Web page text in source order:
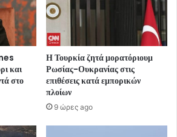
και
στο
Η Τουρκία ζητά μορατόριουμ
Ρωσίας-Ουκρανίας στις
επιθέσεις κατά εμπορικών
πλοίων
9 ώρες ago